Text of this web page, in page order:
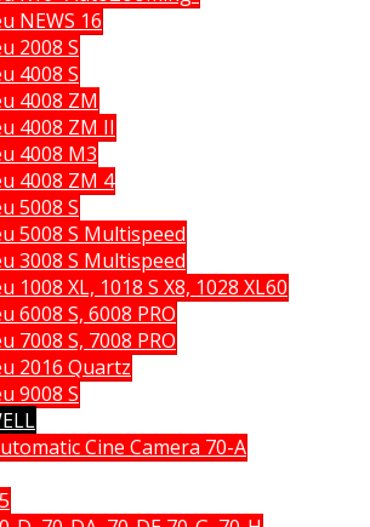
NEWS 16
2008 S
4008 S
4008 ZM
4008 ZM II
4008 M3
4008 ZM 4
5008 S
5008 S Multispeed
3008 S Multispeed
1008 XL, 1018 S X8, 1028 XL60
6008 S, 6008 PRO
7008 S, 7008 PRO
2016 Quartz
9008 S
Cine Camera 70-A